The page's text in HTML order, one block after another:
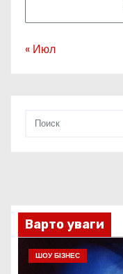
« Июл
Варто уваги
ШОУ БІЗНЕС